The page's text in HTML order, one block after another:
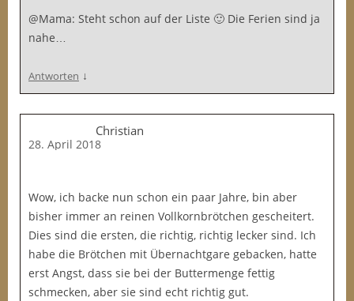
@Mama: Steht schon auf der Liste 🙂 Die Ferien sind ja
nahe…
Antworten ↓
Christian
28. April 2018
Wow, ich backe nun schon ein paar Jahre, bin aber
bisher immer an reinen Vollkornbrötchen gescheitert.
Dies sind die ersten, die richtig, richtig lecker sind. Ich
habe die Brötchen mit Übernachtgare gebacken, hatte
erst Angst, dass sie bei der Buttermenge fettig
schmecken, aber sie sind echt richtig gut.